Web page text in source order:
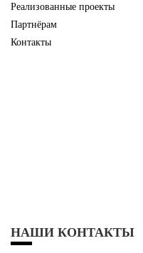
Реализованные проекты
Партнёрам
Контакты
НАШИ КОНТАКТЫ